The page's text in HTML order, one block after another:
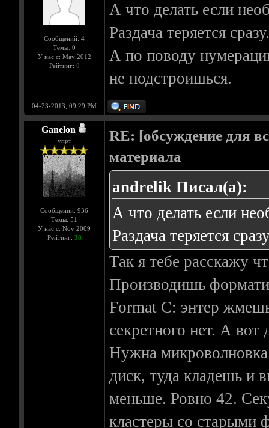
Сообщений: 4
Темы: 0
У нас с: May 2012
Рейтинг: 0
А что делать если
Раздача теряется
А по поводу
не подстроишься.
04-23-2013, 09:29 PM
Ganelon
упрт
Сообщений: 936
Темы: 51
У нас с: Nov 2009
Рейтинг: 38
RE: [обсуждение для
материала
andrelik Писал(а):
А что делать если
Раздача теряется
Так я тебе расскажу
Производишь
Format C: энтер
секретного нет. А вот
Нужна
диск, туда кладешь и
меньше. Ровно 42.
кластеры со старыми